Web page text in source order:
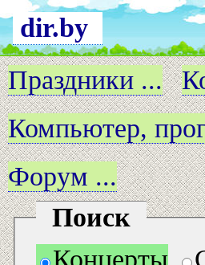
dir.by
Праздники ...
Компьютер,
Форум ...
Поиск
Концерты